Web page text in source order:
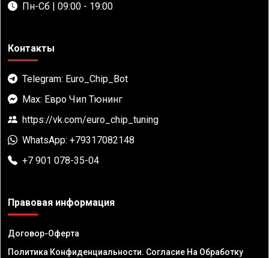
Пн-Сб | 09:00 - 19:00
Контакты
Telegram: Euro_Chip_Bot
Max: Евро Чип Тюнинг
https://vk.com/euro_chip_tuning
WhatsApp: +79317082148
+7 901 078-35-04
Правовая информация
Договор-Оферта
Политика Конфиденциальности. Согласие На Обработку